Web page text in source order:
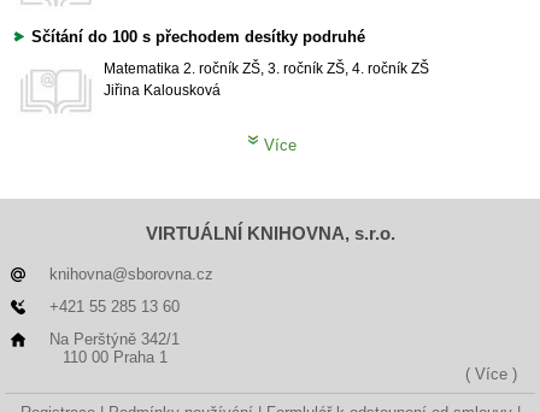
Sčítání do 100 s přechodem desítky podruhé
Matematika 2. ročník ZŠ, 3. ročník ZŠ, 4. ročník ZŠ
Jiřina Kalousková
Více
VIRTUÁLNÍ KNIHOVNA, s.r.o.
knihovna@sborovna.cz
+421 55 285 13 60
Na Perštýně 342/1
110 00 Praha 1
( Více )